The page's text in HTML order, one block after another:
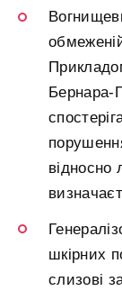
Бернара-
відносно
шкірних
слизові